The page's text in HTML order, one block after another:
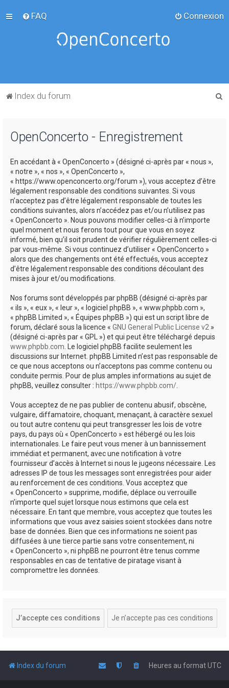
FAQ Connexion
Index du forum
OpenConcerto - Enregistrement
En accédant à « OpenConcerto » (désigné ci-après par « nous »,
« notre », « nos », « OpenConcerto »,
« https://www.openconcerto.org/forum »), vous acceptez d’être
légalement responsable des conditions suivantes. Si vous
n’acceptez pas d’être légalement responsable de toutes les
conditions suivantes, alors n’accédez pas et/ou n’utilisez pas
« OpenConcerto ». Nous pouvons modifier celles-ci à n’importe
quel moment et nous ferons tout pour que vous en soyez
informé, bien qu’il soit prudent de vérifier régulièrement celles-ci
par vous-même. Si vous continuez d’utiliser « OpenConcerto »
alors que des changements ont été effectués, vous acceptez
d’être légalement responsable des conditions découlant des
mises à jour et/ou modifications.
Nos forums sont développés par phpBB (désigné ci-après par
« ils », « eux », « leur », « logiciel phpBB », « www.phpbb.com »,
« phpBB Limited », « Équipes phpBB ») qui est un script libre de
forum, déclaré sous la licence « GNU General Public License v2 »
(désigné ci-après par « GPL ») et qui peut être téléchargé depuis
www.phpbb.com. Le logiciel phpBB facilite seulement les
discussions sur Internet. phpBB Limited n’est pas responsable de
ce que nous acceptons ou n’acceptons pas comme contenu ou
conduite permis. Pour de plus amples informations au sujet de
phpBB, veuillez consulter : https://www.phpbb.com/.
Vous acceptez de ne pas publier de contenu abusif, obscène,
vulgaire, diffamatoire, choquant, menaçant, à caractère sexuel
ou tout autre contenu qui peut transgresser les lois de votre
pays, du pays où « OpenConcerto » est hébergé ou les lois
internationales. Le faire peut vous mener à un bannissement
immédiat et permanent, avec une notification à votre
fournisseur d’accès à Internet si nous le jugeons nécessaire. Les
adresses IP de tous les messages sont enregistrées pour aider
au renforcement de ces conditions. Vous acceptez que
« OpenConcerto » supprime, modifie, déplace ou verrouille
n’importe quel sujet lorsque nous estimons que cela est
nécessaire. En tant que membre, vous acceptez que toutes les
informations que vous avez saisies soient stockées dans notre
base de données. Bien que ces informations ne soient pas
diffusées à une tierce partie sans votre consentement, ni
« OpenConcerto », ni phpBB ne pourront être tenus comme
responsables en cas de tentative de piratage visant à
compromettre les données.
Index du forum Heures au formatUTC